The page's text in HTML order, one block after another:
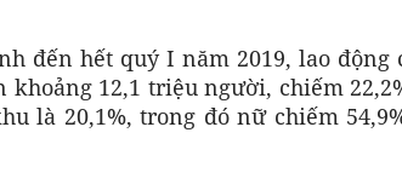
đến hết quý I năm 2019, lao động
12,1 triệu người, chiếm
là 20,1%, trong đó nữ chiếm